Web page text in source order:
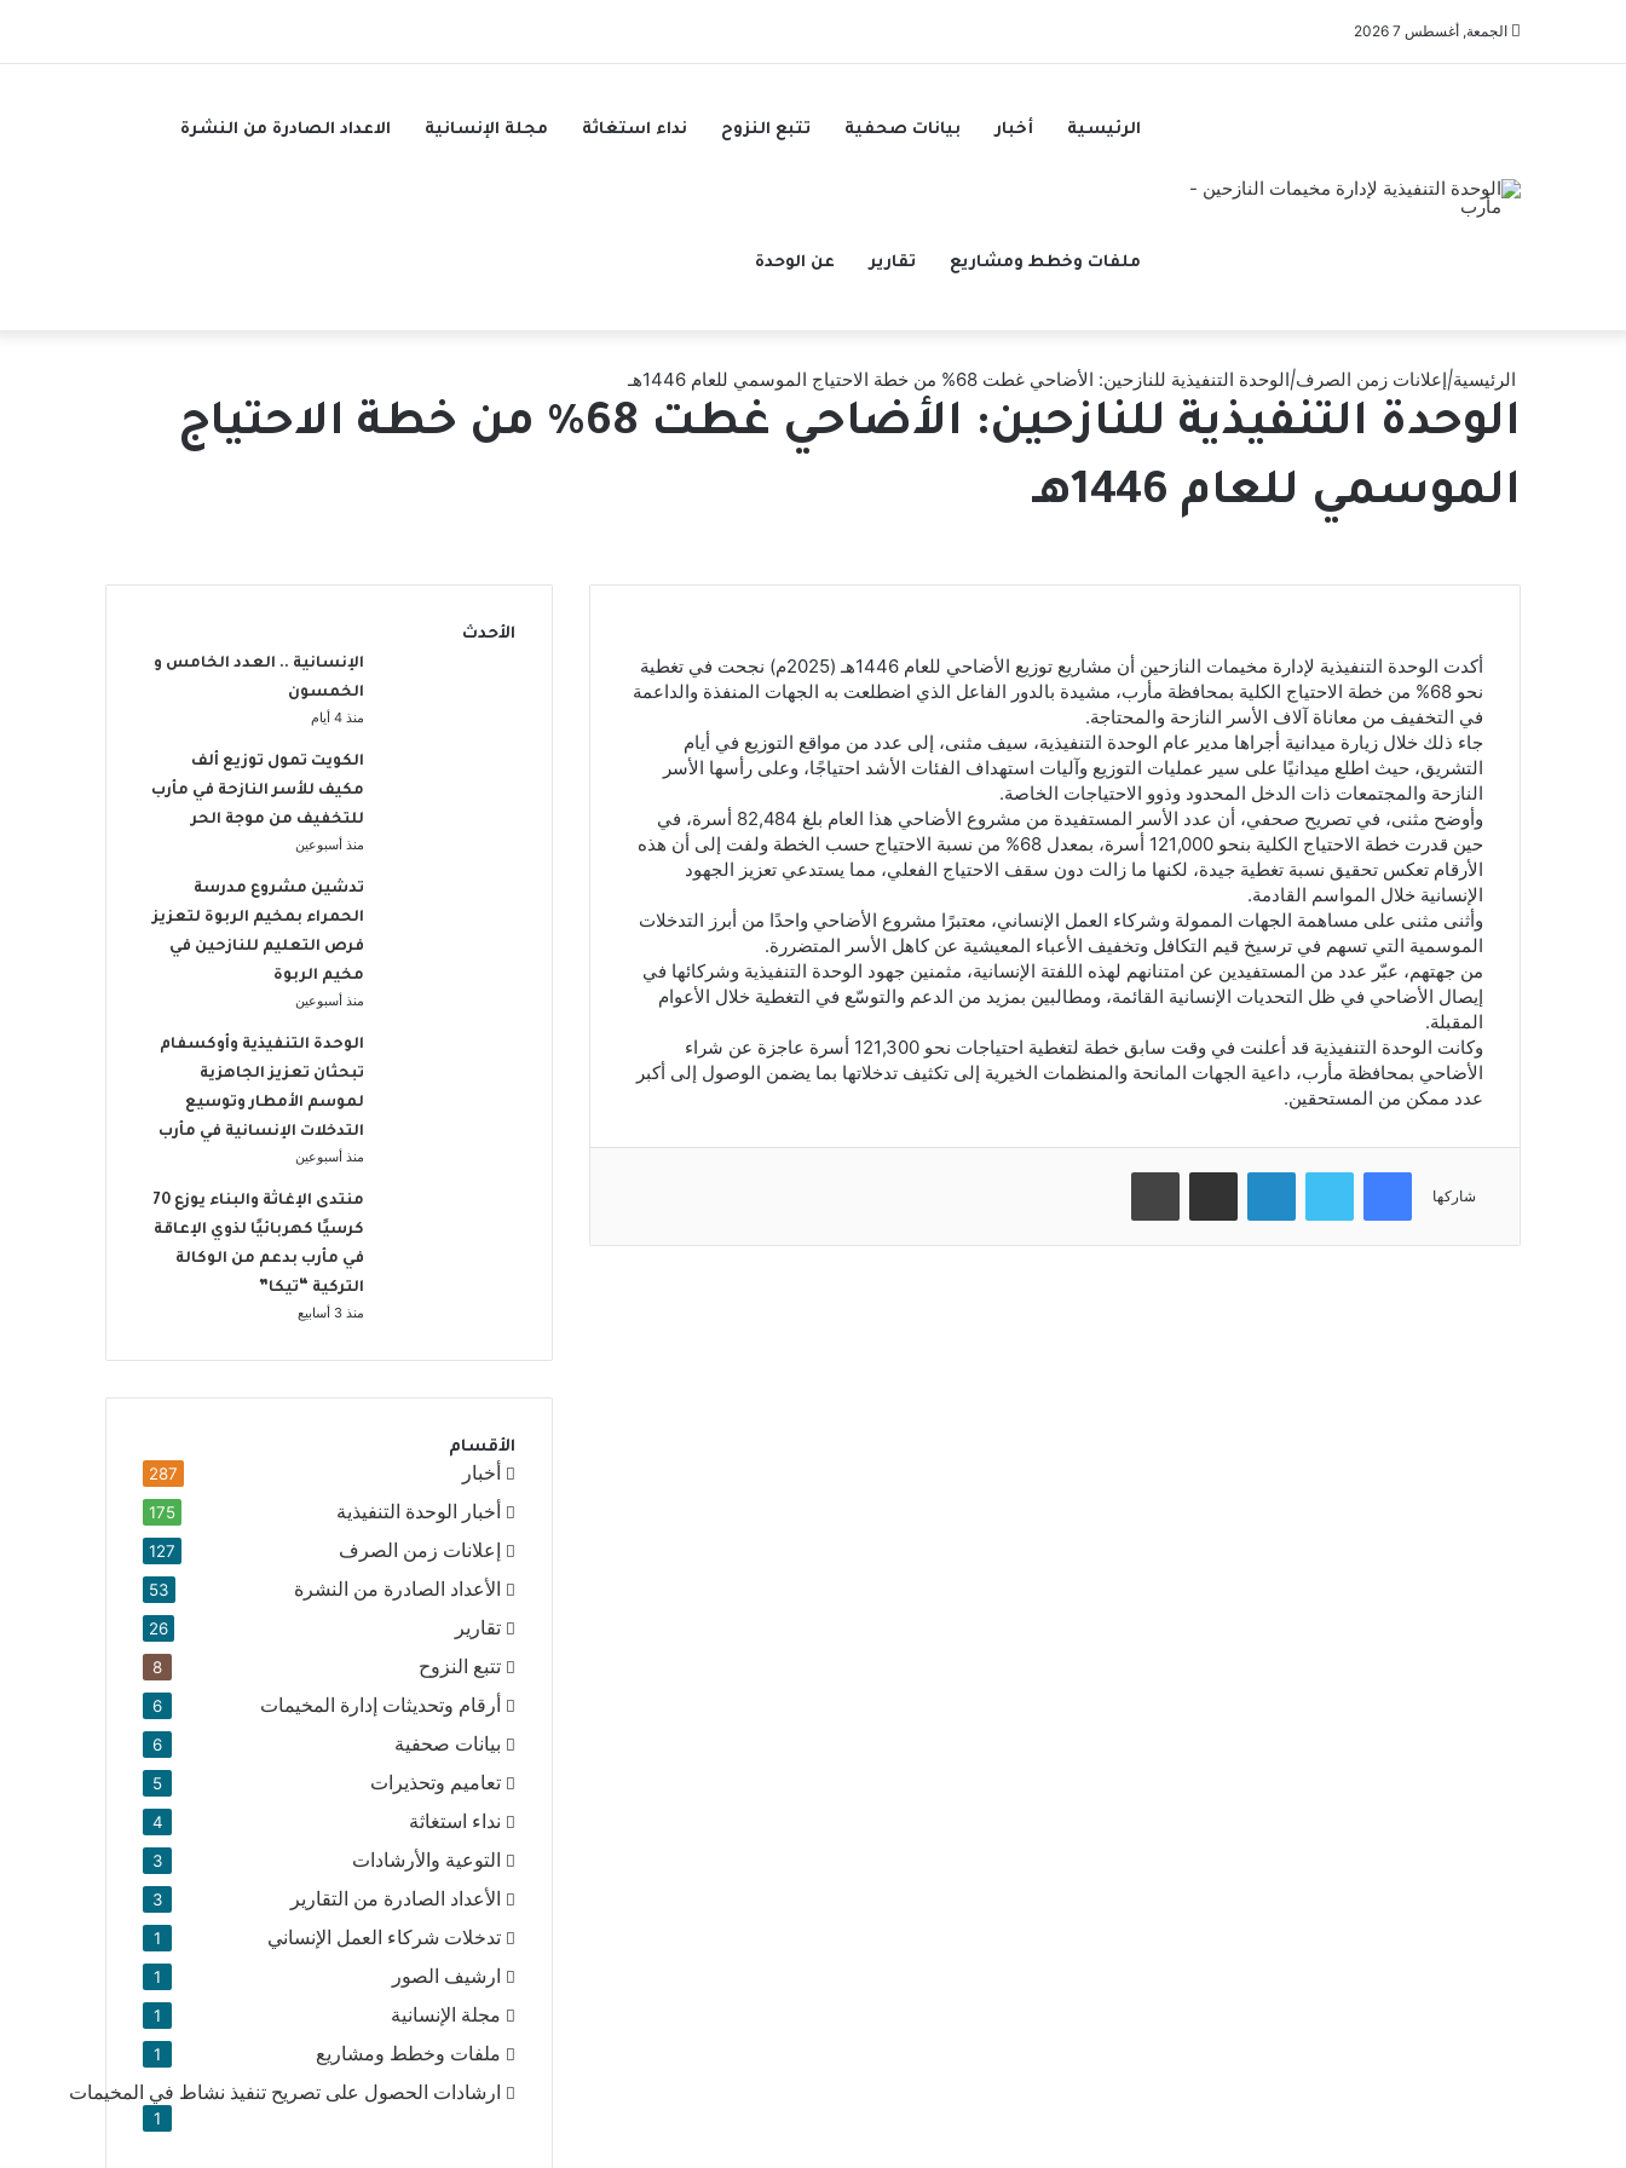
الجمعة, أغسطس 7 2026
الرئيسية أخبار بيانات صحفية تتبع النزوح نداء استغاثة مجلة الإنسانية الاعداد الصادرة من النشرة
ملفات وخطط ومشاريع تقارير عن الوحدة
الرئيسية|إعلانات زمن الصرف|الوحدة التنفيذية للنازحين: الأضاحي غطت 68% من خطة الاحتياج الموسمي للعام 1446هـ
الوحدة التنفيذية للنازحين: الأضاحي غطت 68% من خطة الاحتياج
الموسمي للعام 1446هـ
أكدت الوحدة التنفيذية لإدارة مخيمات النازحين أن مشاريع توزيع الأضاحي للعام 1446هـ (2025م) نجحت في تغطية
نحو 68% من خطة الاحتياج الكلية بمحافظة مأرب، مشيدة بالدور الفاعل الذي اضطلعت به الجهات المنفذة والداعمة
في التخفيف من معاناة آلاف الأسر النازحة والمحتاجة.
جاء ذلك خلال زيارة ميدانية أجراها مدير عام الوحدة التنفيذية، سيف مثنى، إلى عدد من مواقع التوزيع في أيام
التشريق، حيث اطلع ميدانيًا على سير عمليات التوزيع وآليات استهداف الفئات الأشد احتياجًا، وعلى رأسها الأسر
النازحة والمجتمعات ذات الدخل المحدود وذوو الاحتياجات الخاصة.
وأوضح مثنى، في تصريح صحفي، أن عدد الأسر المستفيدة من مشروع الأضاحي هذا العام بلغ 82,484 أسرة، في
حين قدرت خطة الاحتياج الكلية بنحو 121,000 أسرة، بمعدل 68% من نسبة الاحتياج حسب الخطة ولفت إلى أن هذه
الأرقام تعكس تحقيق نسبة تغطية جيدة، لكنها ما زالت دون سقف الاحتياج الفعلي، مما يستدعي تعزيز الجهود
الإنسانية خلال المواسم القادمة.
وأثنى مثنى على مساهمة الجهات الممولة وشركاء العمل الإنساني، معتبرًا مشروع الأضاحي واحدًا من أبرز التدخلات
الموسمية التي تسهم في ترسيخ قيم التكافل وتخفيف الأعباء المعيشية عن كاهل الأسر المتضررة.
من جهتهم، عبّر عدد من المستفيدين عن امتنانهم لهذه اللفتة الإنسانية، مثمنين جهود الوحدة التنفيذية وشركائها في
إيصال الأضاحي في ظل التحديات الإنسانية القائمة، ومطالبين بمزيد من الدعم والتوسّع في التغطية خلال الأعوام
المقبلة.
وكانت الوحدة التنفيذية قد أعلنت في وقت سابق خطة لتغطية احتياجات نحو 121,300 أسرة عاجزة عن شراء
الأضاحي بمحافظة مأرب، داعية الجهات المانحة والمنظمات الخيرية إلى تكثيف تدخلاتها بما يضمن الوصول إلى أكبر
عدد ممكن من المستحقين.
شاركها
فيسبوك لينكدإن
الأحدث
الإنسانية .. العدد الخامس و
الخمسون
منذ 4 أيام
الكويت تمول توزيع ألف
مكيف للأسر النازحة في مأرب
للتخفيف من موجة الحر
منذ أسبوعين
تدشين مشروع مدرسة
الحمراء بمخيم الربوة لتعزيز
فرص التعليم للنازحين في
مخيم الربوة
منذ أسبوعين
الوحدة التنفيذية وأوكسفام
تبحثان تعزيز الجاهزية
لموسم الأمطار وتوسيع
التدخلات الإنسانية في مأرب
منذ أسبوعين
منتدى الإغاثة والبناء يوزع 70
كرسيًا كهربائيًا لذوي الإعاقة
في مأرب بدعم من الوكالة
التركية “تيكا”
منذ 3 أسابيع
الأقسام
أخبار 287
أخبار الوحدة التنفيذية 175
إعلانات زمن الصرف 127
الأعداد الصادرة من النشرة 53
تقارير 26
تتبع النزوح 8
أرقام وتحديثات إدارة المخيمات 6
بيانات صحفية 6
تعاميم وتحذيرات 5
نداء استغاثة 4
التوعية والأرشادات 3
الأعداد الصادرة من التقارير 3
تدخلات شركاء العمل الإنساني 1
ارشيف الصور 1
مجلة الإنسانية 1
ملفات وخطط ومشاريع 1
ارشادات الحصول على تصريح تنفيذ نشاط في المخيمات
1